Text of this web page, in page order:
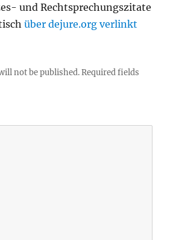
und Rechtsprechungszitate
über dejure.org verlinkt
not be published. Required fields